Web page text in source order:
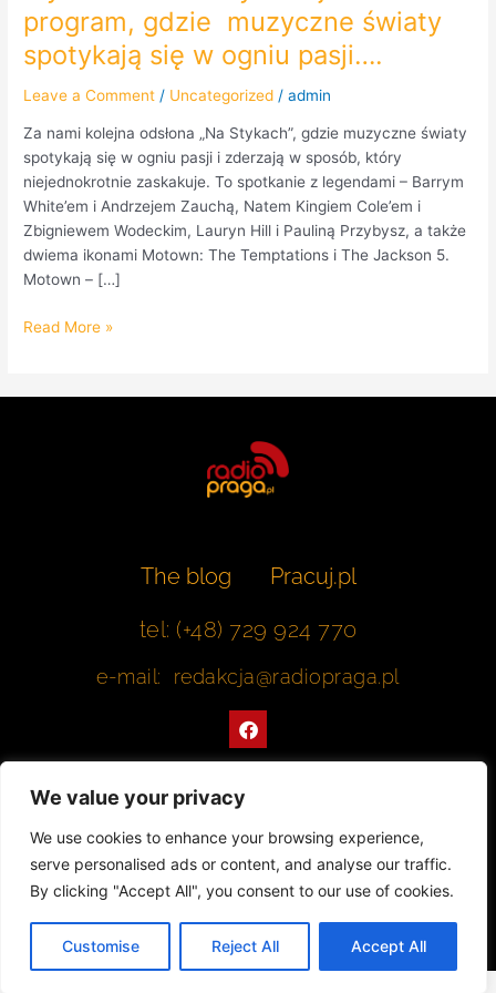
We value your privacy
We use cookies to enhance your browsing experience,
serve personalised ads or content, and analyse our traffic.
By clicking "Accept All", you consent to our use of cookies.
Customise Reject All Accept All
program, gdzie muzyczne światy
spotykają się w ogniu pasji….
Leave a Comment / Uncategorized /admin
Za nami kolejna odsłona „Na Stykach”, gdzie muzyczne światy
spotykają się w ogniu pasji i zderzają w sposób, który
niejednokrotnie zaskakuje. To spotkanie z legendami – Barrym
White’em i Andrzejem Zauchą, Natem Kingiem Cole’em i
Zbigniewem Wodeckim, Lauryn Hill i Pauliną Przybysz, a także
dwiema ikonami Motown: The Temptations i The Jackson 5.
Motown – […]
pasji….
Read More »
The blog
Pracuj.pl
tel: (+48) 729 924 770
e-mail: redakcja@radiopraga.pl
F
a
c
o
k
Współpracujemy z Muzeum Warszawskiej Pragi
© 2022 All rights Reserved. Radiopraga.pl
Projekt strony internetowej: tomasz-kaminski.pl